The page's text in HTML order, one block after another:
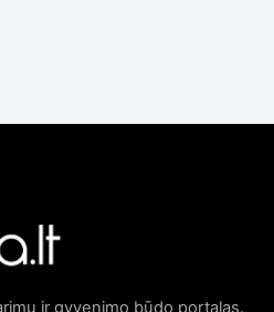
ir gyvenimo būdo portalas.